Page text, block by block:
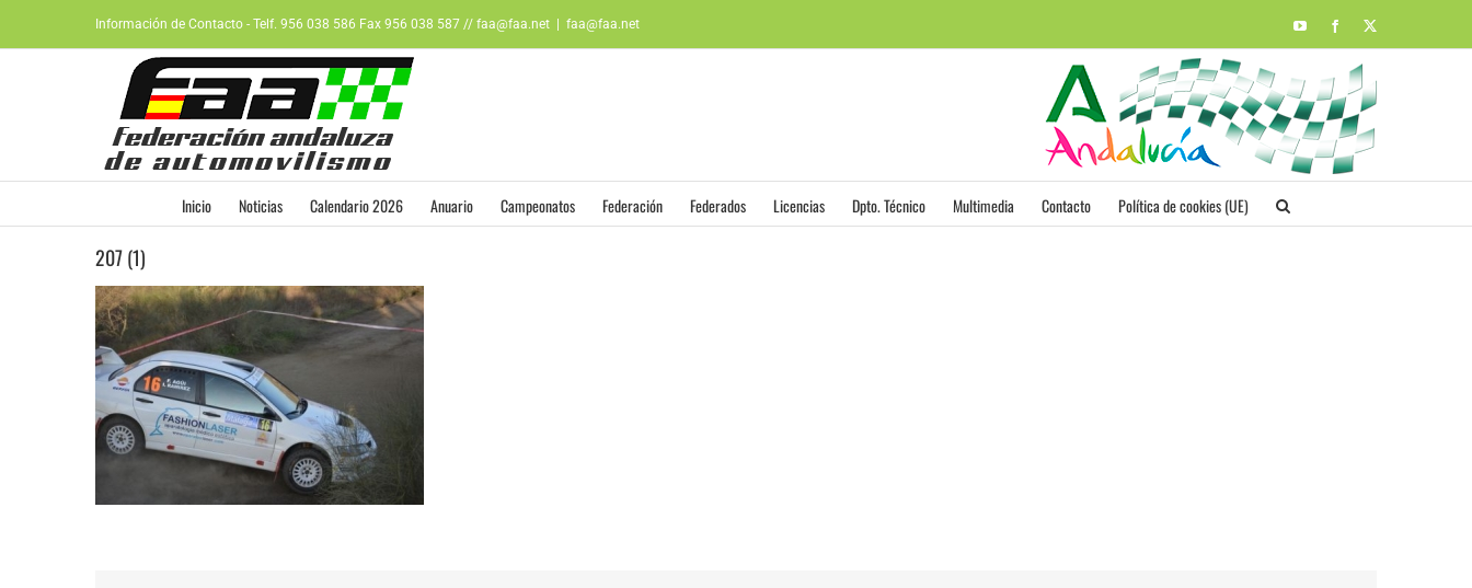
contenido
Información de Contacto - Telf. 956 038 586 Fax 956 038 587 // faa@faa.net faa@faa.net YouTubeFacebook
Inicio Noticias Calendario 2026 Anuario Campeonatos Federación Federados Licencias Dpto. Técnico Multimedia Contacto Política de cookies (UE)
207 (1)